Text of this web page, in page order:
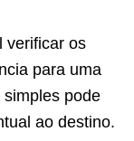
verificar os
para uma
pode
ao destino.